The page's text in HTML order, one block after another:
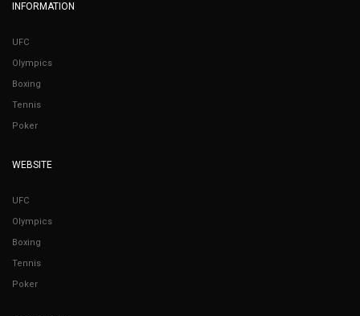
INFORMATION
UFC
Olympics
Boxing
Tennis
Poker
WEBSITE
UFC
Olympics
Boxing
Tennis
Poker